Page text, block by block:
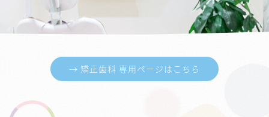
→ 矯正歯科 専用ページはこちら